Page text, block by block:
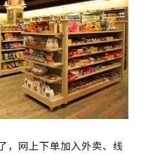
，网上下单加入外卖、线